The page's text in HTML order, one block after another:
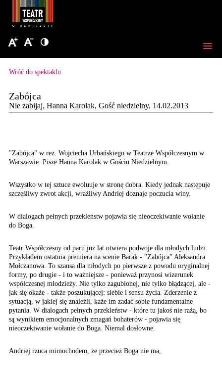
Wróć do spektaklu
Zabójca
Nie zabijaj, Hanna Karolak, Gość niedzielny, 14.02.2013
"Zabójca" w reż. Wojciecha Urbańskiego w Teatrze Współczesnym w
Warszawie. Pisze Hanna Karolak w Gościu Niedzielnym.
Wszystko w tej sztuce ewoluuje w stronę dobra. Kiedy jednak następuje
szczęśliwy zwrot akcji, wrażliwy Andriej doznaje poczucia winy.
W dialogach pełnych przekleństw pojawia się nieoczekiwanie wołanie
do Boga.
Teatr Współczesny od paru już lat otwiera podwoje dla młodych ludzi.
Przykładem ostatnia premiera na scenie Barak - "Zabójca" Aleksandra
Mołczanowa. To szansa dla młodych po pierwsze z powodu oryginalnej
formy, po drugie - i to ważniejsze - ponieważ przynosi wizerunek
współczesnej młodzieży. Nie tylko zagubionej, nie tylko błądzącej, ale -
jak się okaże - także poszukującej: siebie i sensu życia. Zderzenie z
sytuacją, w jakiej się znaleźli, każe im zadać sobie fundamentalne
pytania. W dialogach pełnych przekleństw - które tu jakoś nie rażą, bo
są wynikiem emocjonalnych zmagań bohaterów - pojawia się
nieoczekiwanie wołanie do Boga. Niemal dosłowne.
Andriej rzuca mimochodem, że przecież Boga nie ma,